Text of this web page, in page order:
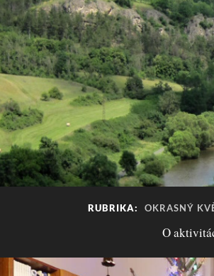
RUBRIKA: OKRASNÝ
O